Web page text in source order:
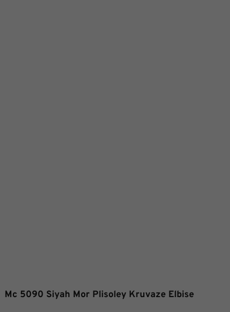
Mc 5090 Siyah Mor Plisoley Kruvaze Elbise